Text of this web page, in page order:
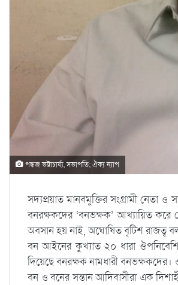
পঙ্কজ ভট্টাচার্য্য, সভাপতি; ঐক্য ন্যাপ
সদ্যপ্রয়াত মানবমুক্তির সংগ্রামী নেতা
বনরক্ষকদের ‘বনভক্ষক’ আখ্যায়িত করে
অবসান হয় নাই, অঘোষিত বৃটিশ রাজত্ব
বন আইনের কুখ্যাত ২০ ধারা ঔপনিবেশিক
দিয়েছে বনরক্ষক নামধারী
বন ও বনের সন্তান আদিবাসীরা এক